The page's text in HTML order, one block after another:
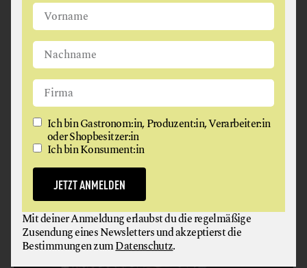
BIOWEINGUT JOSEF HUMMEL
WEIN
3471 Neudegg
Ich bin Gastronom:in, Produzent:in, Verarbeiter:in
oder Shopbesitzer:in
Ich bin Konsument:in
JETZT ANMELDEN
Mit deiner Anmeldung erlaubst du die regelmäßige
Zusendung eines Newsletters und akzeptierst die
Bestimmungen zumDatenschutz.